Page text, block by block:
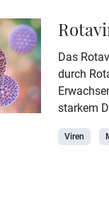
Das
durch
starkem
bei
kommen.
Viren